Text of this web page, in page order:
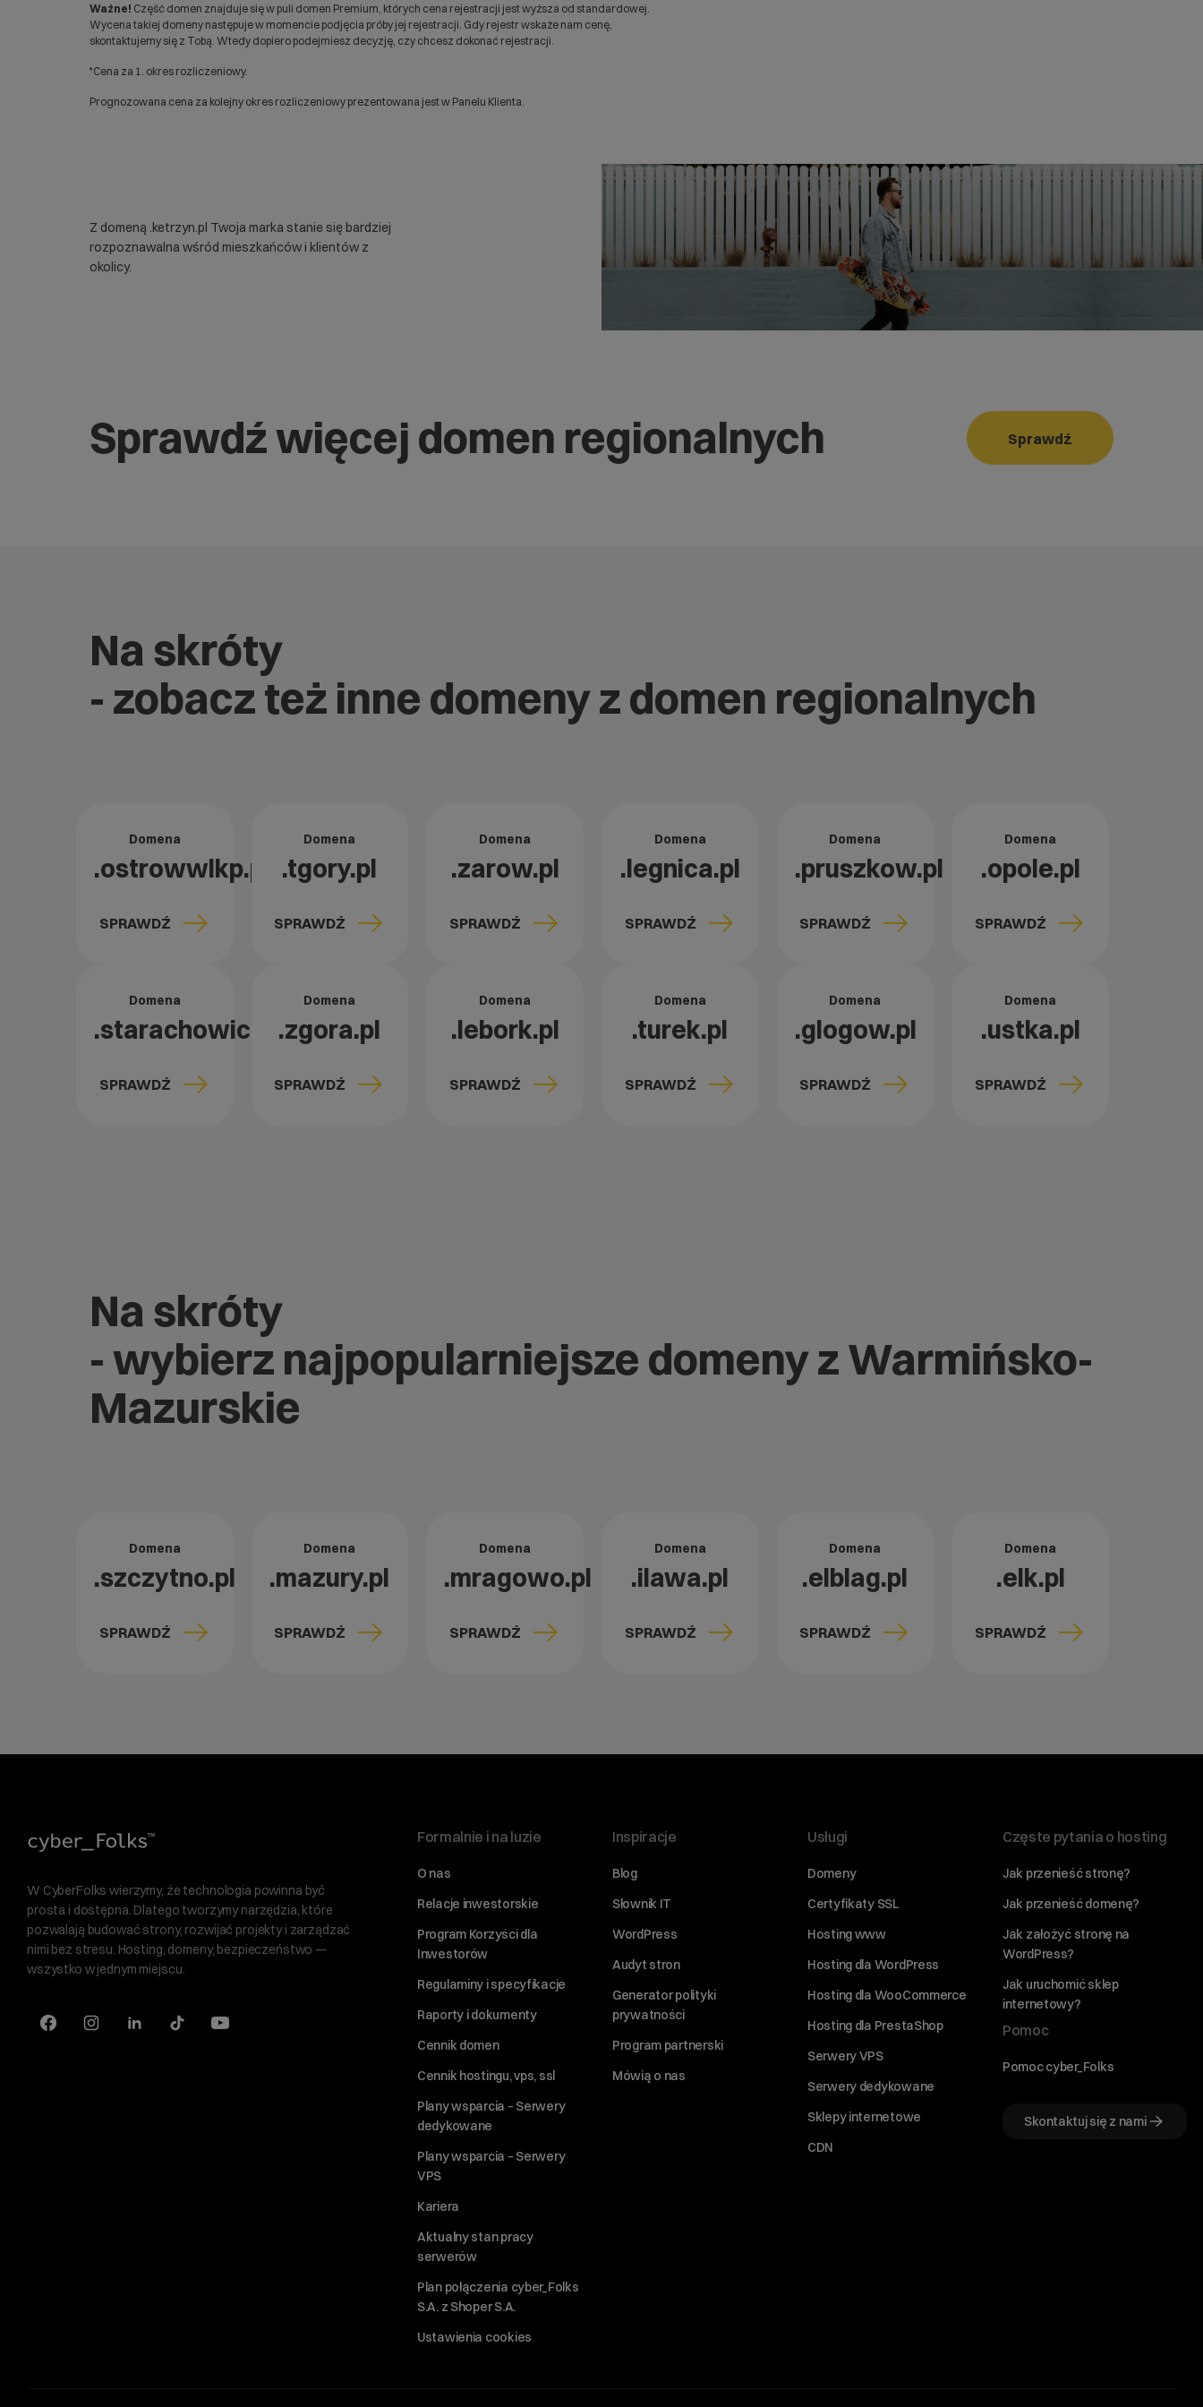
Ważne! Część domen znajduje się w puli domen Premium, których cena rejestracji jest wyższa od standardowej.
Wycena takiej domeny następuje w momencie podjęcia próby jej rejestracji. Gdy rejestr wskaże nam cenę,
skontaktujemy się z Tobą. Wtedy dopiero podejmiesz decyzję, czy chcesz dokonać rejestracji.
*Cena za 1. okres rozliczeniowy.
Prognozowana cena za kolejny okres rozliczeniowy prezentowana jest w Panelu Klienta.
Z domeną .ketrzyn.pl Twoja marka stanie się bardziej
rozpoznawalna wśród mieszkańców i klientów z
okolicy.
Sprawdź więcej domen regionalnych Sprawdź
Na skróty
- zobacz też inne domeny z domen regionalnych
Domena
.ostrowwlkp.pl
SPRAWDŹ
Domena
.tgory.pl
SPRAWDŹ
Domena
.zarow.pl
SPRAWDŹ
Domena
.legnica.pl
SPRAWDŹ
Domena
.pruszkow.pl
SPRAWDŹ
Domena
.opole.pl
SPRAWDŹ
Domena
.starachowice.pl
SPRAWDŹ
Domena
.zgora.pl
SPRAWDŹ
Domena
.lebork.pl
SPRAWDŹ
Domena
.turek.pl
SPRAWDŹ
Domena
.glogow.pl
SPRAWDŹ
Domena
.ustka.pl
SPRAWDŹ
Na skróty
- wybierz najpopularniejsze domeny z Warmińsko-
Mazurskie
Domena
.szczytno.pl
SPRAWDŹ
Domena
.mazury.pl
SPRAWDŹ
Domena
.mragowo.pl
SPRAWDŹ
Domena
.ilawa.pl
SPRAWDŹ
Domena
.elblag.pl
SPRAWDŹ
Domena
.elk.pl
SPRAWDŹ
W CyberFolks wierzymy, że technologia powinna być
prosta i dostępna. Dlatego tworzymy narzędzia, które
pozwalają budować strony, rozwijać projekty i zarządzać
nimi bez stresu. Hosting, domeny, bezpieczeństwo —
wszystko w jednym miejscu.
Formalnie i na luzie
O nas
Relacje inwestorskie
Program Korzyści dla
Inwestorów
Regulaminy i specyfikacje
Raporty i dokumenty
Cennik domen
Cennik hostingu, vps, ssl
Plany wsparcia – Serwery
dedykowane
Plany wsparcia – Serwery
VPS
Kariera
Aktualny stan pracy
serwerów
Plan połączenia cyber_Folks
S.A. z Shoper S.A.
Ustawienia cookies
Inspiracje
Blog
Słownik IT
WordPress
Audyt stron
Generator polityki
prywatności
Program partnerski
Mówią o nas
Usługi
Domeny
Certyfikaty SSL
Hosting www
Hosting dla WordPress
Hosting dla WooCommerce
Hosting dla PrestaShop
Serwery VPS
Serwery dedykowane
Sklepy internetowe
CDN
Częste pytania o hosting
Jak przenieść stronę?
Jak przenieść domenę?
Jak założyć stronę na
WordPress?
Jak uruchomić sklep
internetowy?
Pomoc
Pomoc cyber_Folks
Skontaktuj się z nami